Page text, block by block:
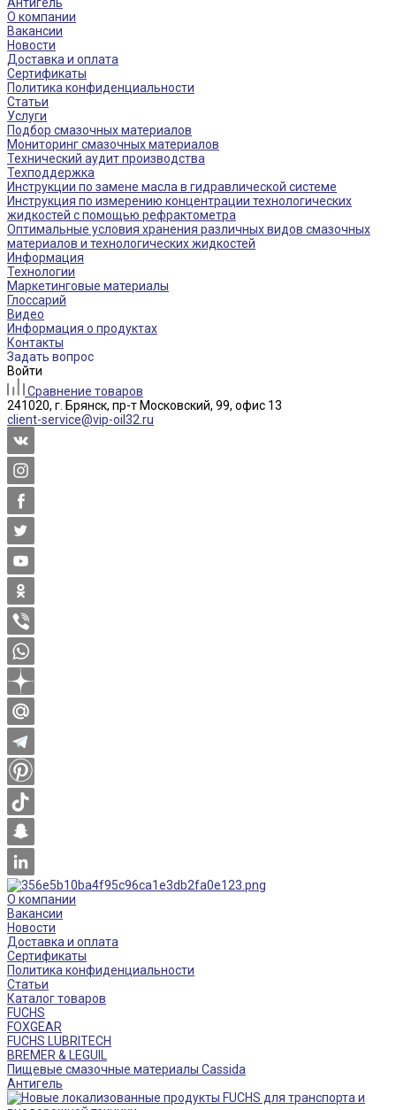
О компании
Вакансии
Новости
Доставка и оплата
Сертификаты
Политика конфиденциальности
Статьи
Услуги
Подбор смазочных материалов
Мониторинг смазочных материалов
Технический аудит производства
Техподдержка
Инструкции по замене масла в гидравлической системе
Инструкция по измерению концентрации технологических
жидкостей с помощью рефрактометра
Оптимальные условия хранения различных видов смазочных
материалов и технологических жидкостей
Информация
Технологии
Маркетинговые материалы
Глоссарий
Видео
Информация о продуктах
Контакты
Задать вопрос
Войти
Сравнение товаров
241020, г. Брянск, пр-т Московский, 99, офис 13
client-service@vip-oil32.ru
О компании
Вакансии
Новости
Доставка и оплата
Сертификаты
Политика конфиденциальности
Статьи
Каталог товаров
FUCHS
FOXGEAR
FUCHS LUBRITECH
BREMER & LEGUIL
Пищевые смазочные материалы Cassida
Антигель